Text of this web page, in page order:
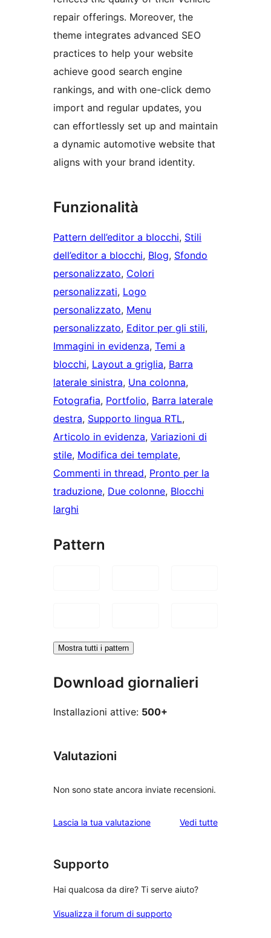
repair offerings. Moreover, the
theme integrates advanced SEO
practices to help your website
achieve good search engine
rankings, and with one-click demo
import and regular updates, you
can effortlessly set up and maintain
a dynamic automotive website that
aligns with your brand identity.
Funzionalità
Pattern dell’editor a blocchi, Stili
dell’editor a blocchi, Blog, Sfondo
personalizzato, Colori
personalizzati, Logo
personalizzato, Menu
personalizzato, Editor per gli stili
Immagini in evidenza, Temi a
blocchi, Layout a griglia, Barra
laterale sinistra, Una colonna
Fotografia, Portfolio, Barra laterale
destra, Supporto lingua RTL
Articolo in evidenza, Variazioni di
stile, Modifica dei template
Commenti in thread, Pronto per la
traduzione, Due colonne, Blocchi
larghi
Pattern
Mostra tutti i pattern
Download giornalieri
Installazioni attive: 500+
Valutazioni
Non sono state ancora inviate recensioni.
Lascia la tua valutazione Vedi tuttele
Supporto
Hai qualcosa da dire? Ti serve aiuto?
Visualizza il forum di supporto